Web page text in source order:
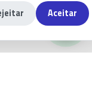
Aceitar